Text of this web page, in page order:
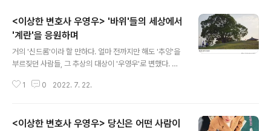
<이상한 변호사 우영우> '바위'들의 세상에서
'계란'을 응원하며
거의 '신드롬'이라 할 만하다. 얼마 전까지만 해도 '추앙'을
부르짖던 사람들, 그 추상의 대상이 '우영우'로 변했다. 자
느 로펌에서도 오라하지 않았던 우영우 변호사, 그녀의 어
켜야 하지? 소덕동은 작은 마을이다. 신도시를 위한 도로가
1 0 2022. 7. 22.
<이상한 변호사 우영우> 당신은 어떤 사람이